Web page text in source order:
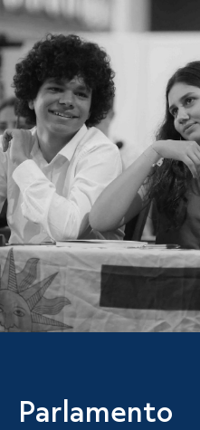
Parlamento